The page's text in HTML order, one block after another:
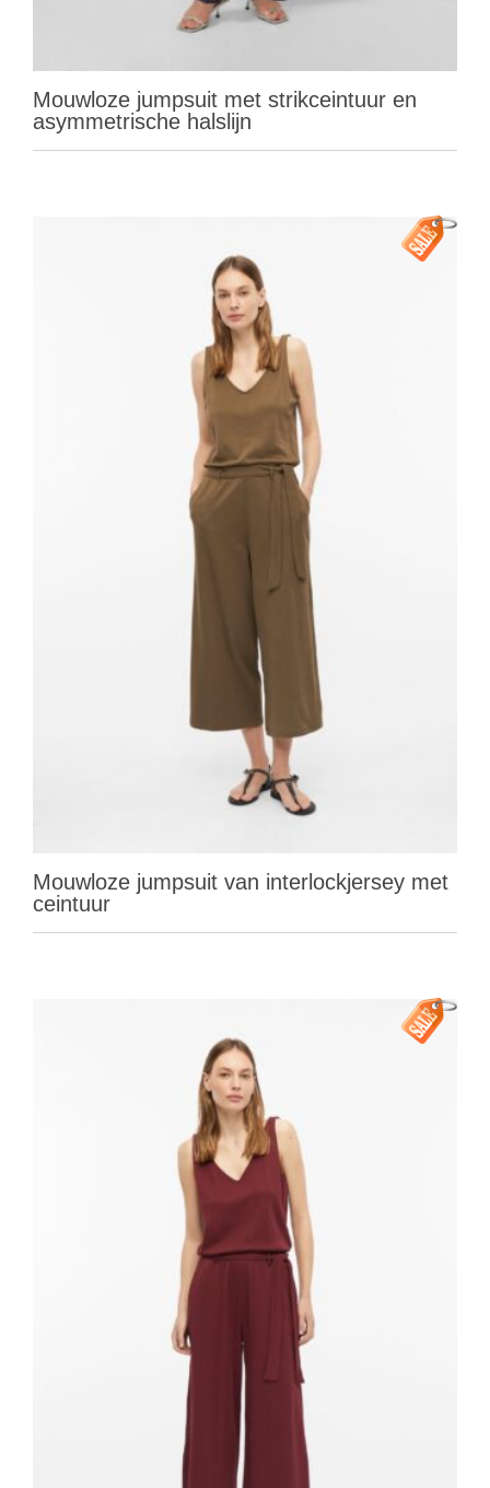
Mouwloze jumpsuit met strikceintuur en
asymmetrische halslijn
Mouwloze jumpsuit van interlockjersey met
ceintuur